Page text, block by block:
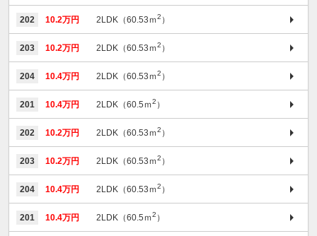
202 10.2万円 2LDK（60.53ｍ2 ）
203 10.2万円 2LDK（60.53ｍ2 ）
204 10.4万円 2LDK（60.53ｍ2 ）
201 10.4万円 2LDK（60.5ｍ2 ）
202 10.2万円 2LDK（60.53ｍ2 ）
203 10.2万円 2LDK（60.53ｍ2 ）
204 10.4万円 2LDK（60.53ｍ2 ）
201 10.4万円 2LDK（60.5ｍ2 ）